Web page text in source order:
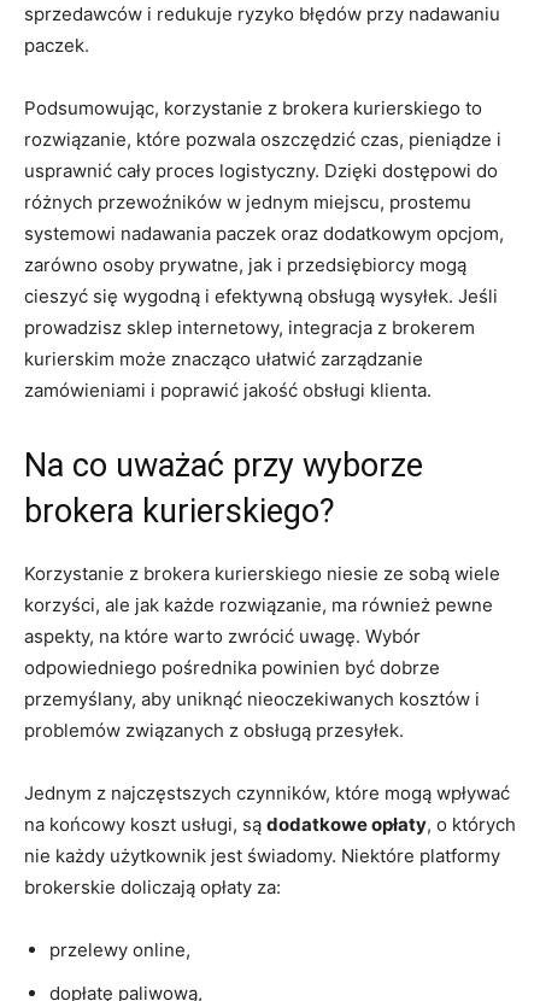
sprzedawców i redukuje ryzyko błędów przy nadawaniu
paczek.
Podsumowując, korzystanie z brokera kurierskiego to
rozwiązanie, które pozwala oszczędzić czas, pieniądze i
usprawnić cały proces logistyczny. Dzięki dostępowi do
różnych przewoźników w jednym miejscu, prostemu
systemowi nadawania paczek oraz dodatkowym opcjom,
zarówno osoby prywatne, jak i przedsiębiorcy mogą
cieszyć się wygodną i efektywną obsługą wysyłek. Jeśli
prowadzisz sklep internetowy, integracja z brokerem
kurierskim może znacząco ułatwić zarządzanie
zamówieniami i poprawić jakość obsługi klienta.
Na co uważać przy wyborze
brokera kurierskiego?
Korzystanie z brokera kurierskiego niesie ze sobą wiele
korzyści, ale jak każde rozwiązanie, ma również pewne
aspekty, na które warto zwrócić uwagę. Wybór
odpowiedniego pośrednika powinien być dobrze
przemyślany, aby uniknąć nieoczekiwanych kosztów i
problemów związanych z obsługą przesyłek.
Jednym z najczęstszych czynników, które mogą wpływać
na końcowy koszt usługi, są dodatkowe opłaty, o których
nie każdy użytkownik jest świadomy. Niektóre platformy
brokerskie doliczają opłaty za:
przelewy online,
dopłatę paliwową,